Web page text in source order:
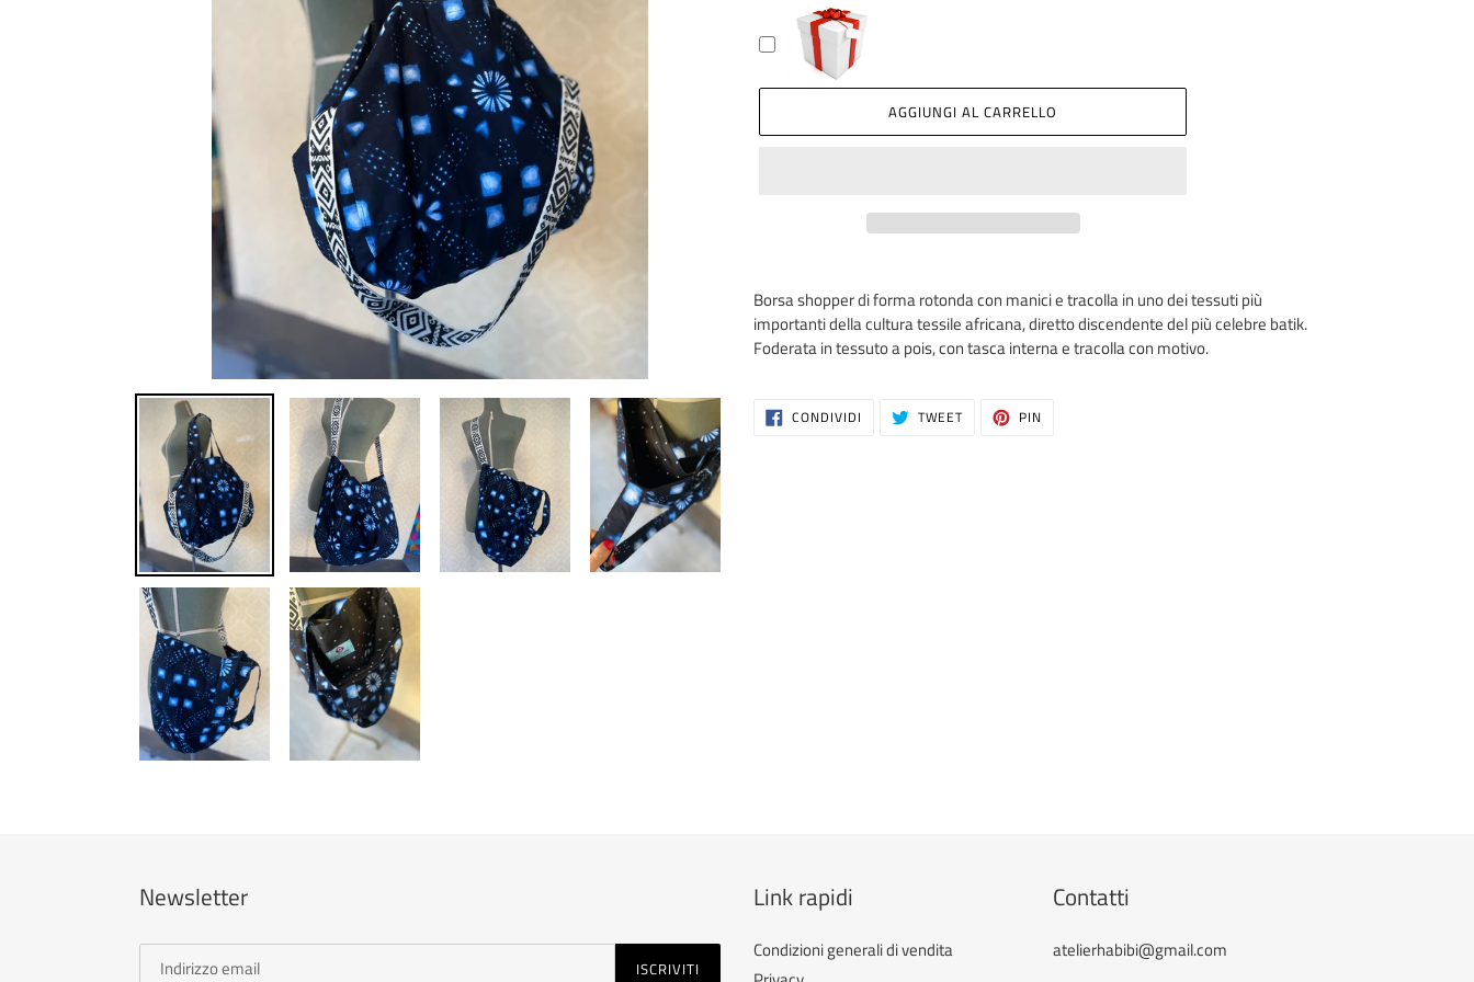
AGGIUNGI AL CARRELLO
del
prodotto
nel
carrello
Borsa shopper di forma rotonda con manici e tracolla in uno dei tessuti più
importanti della cultura tessile africana, diretto discendente del più celebre batik.
Foderata in tessuto a pois, con tasca interna e tracolla con motivo.
CONDIVIDI CONDIVIDITWEET TWITTA PIN
Newsletter
ISCRIVITI
Link rapidi
Condizioni generali di vendita
Contatti
atelierhabibi@gmail.com